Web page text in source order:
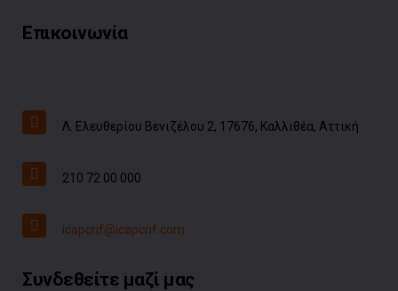
Επικοινωνία
Λ. Ελευθερίου Βενιζέλου 2, 17676, Καλλιθέα, Αττική
210 72 00 000
icapcrif@icapcrif.com
Συνδεθείτε μαζί μας